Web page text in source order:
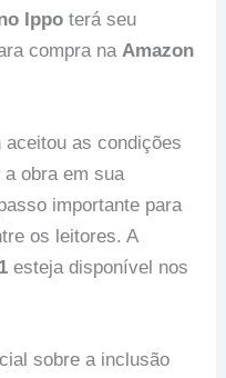
Ippo terá seu
compra na Amazon
aceitou as condições
obra em sua
importante para
os leitores. A
esteja disponível nos
sobre a inclusão